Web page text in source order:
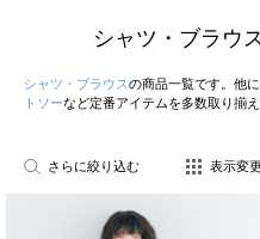
シャツ・ブラウ
シャツ・ブラウスの商品一覧です。他
トソーなど定番アイテムを多数取り揃え
さらに絞り込む 表示変更